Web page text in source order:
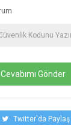
Cevabımı Gönder
Twitter'da Paylaş